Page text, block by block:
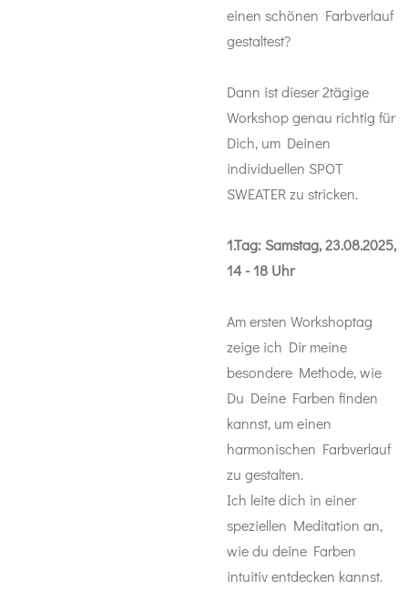
einen schönen Farbverlauf
gestaltest?
Dann ist dieser 2tägige
Workshop genau richtig für
Dich, um Deinen
individuellen SPOT
SWEATER zu stricken.
1.Tag: Samstag, 23.08.2025,
14 - 18 Uhr
Am ersten Workshoptag
zeige ich Dir meine
besondere Methode, wie
Du Deine Farben finden
kannst, um einen
harmonischen Farbverlauf
zu gestalten.
Ich leite dich in einer
speziellen Meditation an,
wie du deine Farben
intuitiv entdecken kannst.